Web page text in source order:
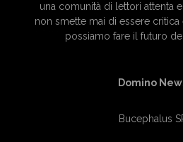
una comunità di lettori attenta
non smette mai di essere
possiamo fare il futuro
Domino
Bucephalus